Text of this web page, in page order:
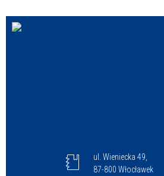
ul. Wieniecka 49,
87-800 Włocławek